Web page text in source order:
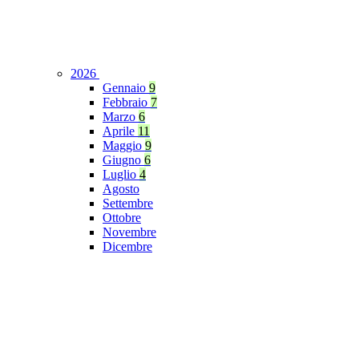
2026
Gennaio 9
Febbraio 7
Marzo 6
Aprile 11
Maggio 9
Giugno 6
Luglio 4
Agosto
Settembre
Ottobre
Novembre
Dicembre